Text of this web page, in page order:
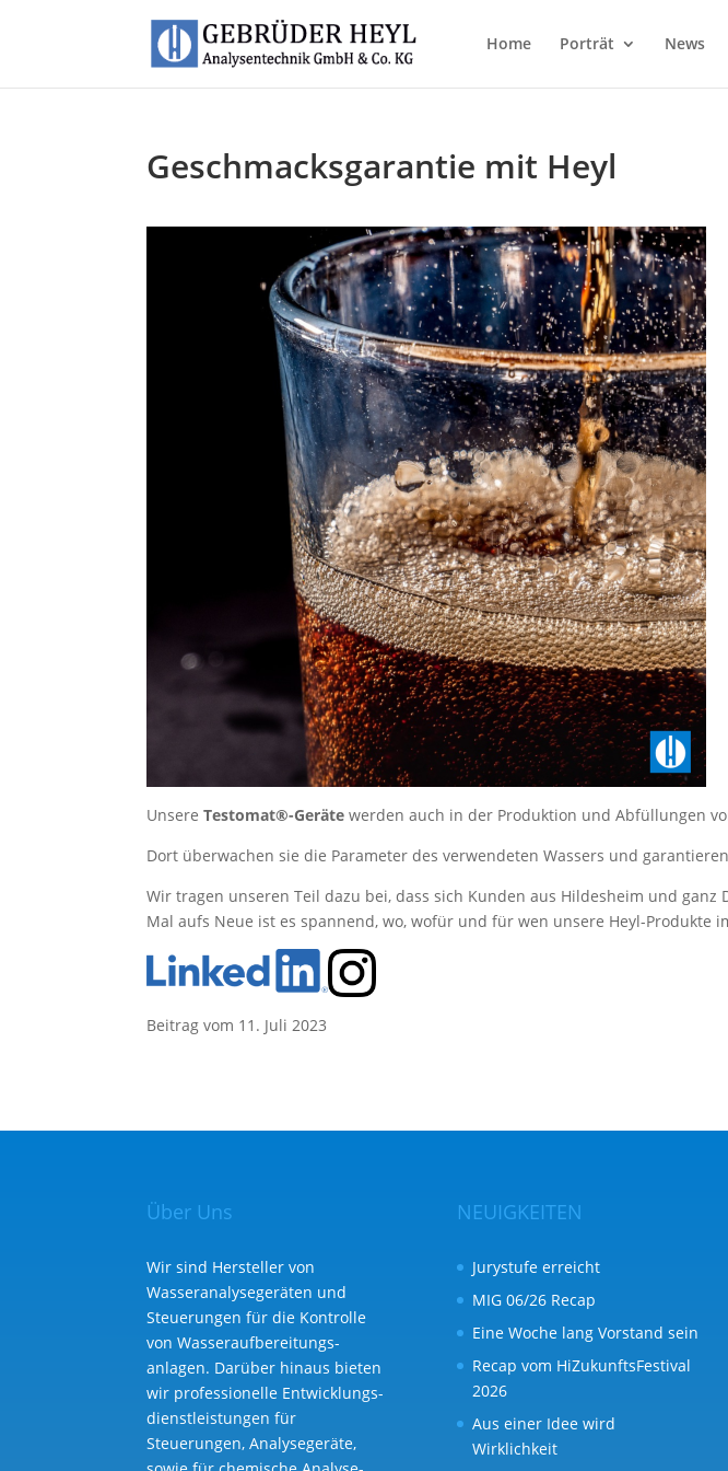
Home Porträt News
Geschmacksgarantie mit Heyl
UnsereTestomat®-Geräte werden auch in der Produktion und Abfüllungen
Dort überwachen sie die Parameter des verwendeten Wassers und
Wir tragen unseren Teil dazu bei, dass sich Kunden aus Hildesheim und
Mal aufs Neue ist es spannend, wo, wofür und für wen unsere Heyl-Produkte
Beitrag vom 11. Juli 2023
Über Uns
Wir sind Hersteller von
Wasseranalysegeräten und
Steuerungen für die Kontrolle
von Wasser­aufbereitungs­
anlagen. Darüber hinaus bieten
wir professionelle Entwicklungs­
dienst­leistungen für
Steuerungen, Analysegeräte,
NEUIGKEITEN
Jurystufe erreicht
MIG 06/26 Recap
Eine Woche lang Vorstand sein
Recap vom HiZukunftsFestival
2026
Aus einer Idee wird
Wirklichkeit